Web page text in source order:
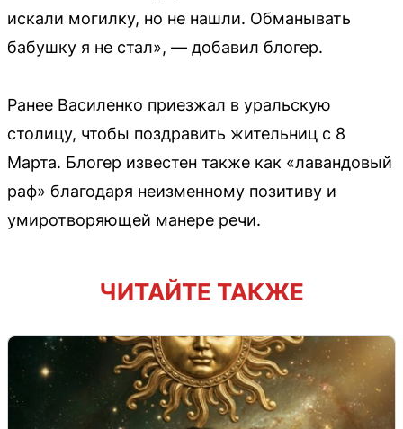
искали могилку, но не нашли. Обманывать
бабушку я не стал», — добавил блогер.
Ранее Василенко приезжал в уральскую
столицу, чтобы поздравить жительниц с 8
Марта. Блогер известен также как «лавандовый
раф» благодаря неизменному позитиву и
умиротворяющей манере речи.
ЧИТАЙТЕ ТАКЖЕ